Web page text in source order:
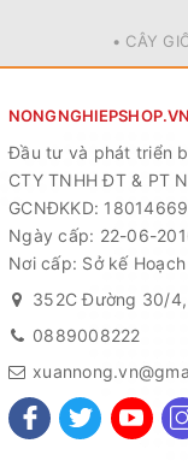
• CÂY
NONGNGHIEPSHOP.VN
Đầu tư và phát triển
CTY TNHH ĐT & PT
GCNĐKKD:
Ngày cấp: 22-06-
Nơi cấp: Sở kế
352C Đường 30/4,
0889008222